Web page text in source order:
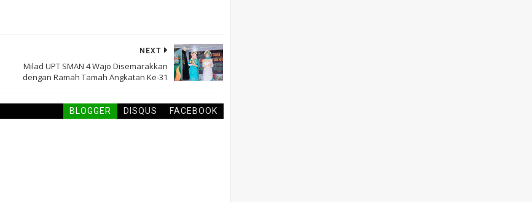
NEXT
Milad UPT SMAN 4 Wajo Disemarakkan
dengan Ramah Tamah Angkatan Ke-31
BLOGGER DISQUS FACEBOOK